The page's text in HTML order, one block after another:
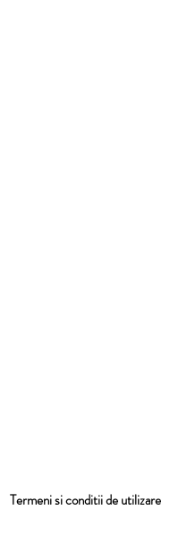
Termeni si conditii de utilizare